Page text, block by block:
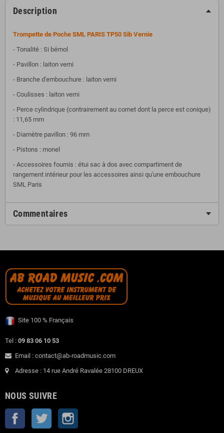
Description
Trompette de Poche SML PARIS TP50 Sib Vernie
- Tonalité : Si bémol
- Pavillon : laiton verni
- Branche d'embouchure : laiton verni
- Coulisses : laiton verni
- Perce cylindrique (contrairement au cornet dont la perce est conique)
: 11,65 mm
- Diamètre pavillon : 96 mm
- Pistons : monel
- Accessoires fournis : étui sac à dos avec compartiment de
rangement intérieur pour les accessoires ainsi qu'une embouchure
SML Paris
Commentaires
Site 100 % Français
Tel : 09 83 06 10 53
Email : contact@ab-roadmusic.com
Adresse : 14 rue André Ravalée 28100 DREUX
NOUS SUIVRE
Facebook Twitter